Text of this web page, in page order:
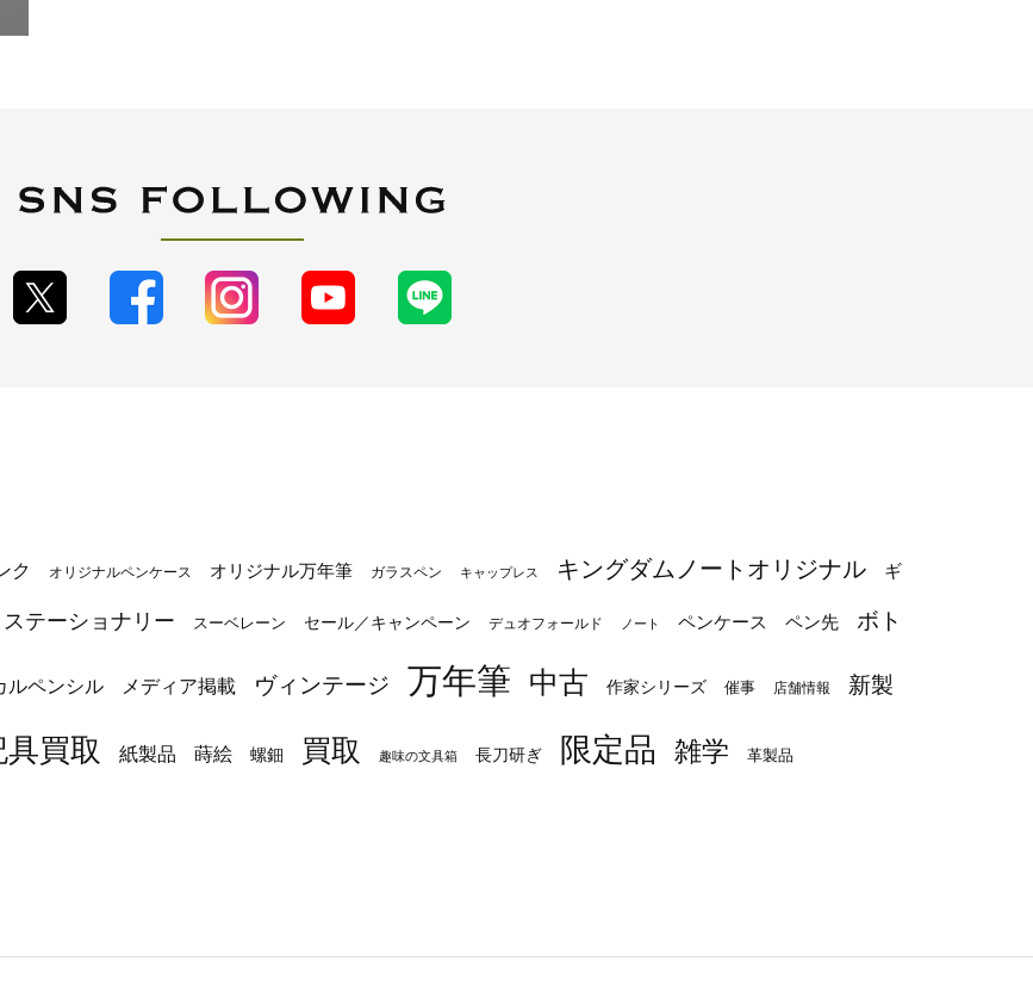
ク オリジナルペンケース オリジナル万年筆 ガラスペン キャップレス キングダムノートオリジナル ギ
ステーショナリー スーベレーン セール／キャンペーン デュオフォールド ノート ペンケース ペン先 ボト
ルペンシル メディア掲載 ヴィンテージ 万年筆 中古 作家シリーズ 催事 店舗情報 新製
具買取 紙製品 蒔絵 螺鈿 買取 趣味の文具箱 長刀研ぎ 限定品 雑学 革製品